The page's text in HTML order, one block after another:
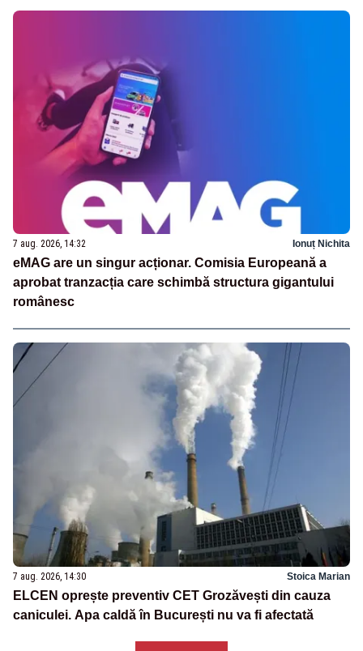
7 aug. 2026, 14:32 Ionuț Nichita
eMAG are un singur acționar. Comisia Europeană a
aprobat tranzacția care schimbă structura gigantului
românesc
7 aug. 2026, 14:30 Stoica Marian
ELCEN oprește preventiv CET Grozăvești din cauza
caniculei. Apa caldă în București nu va fi afectată